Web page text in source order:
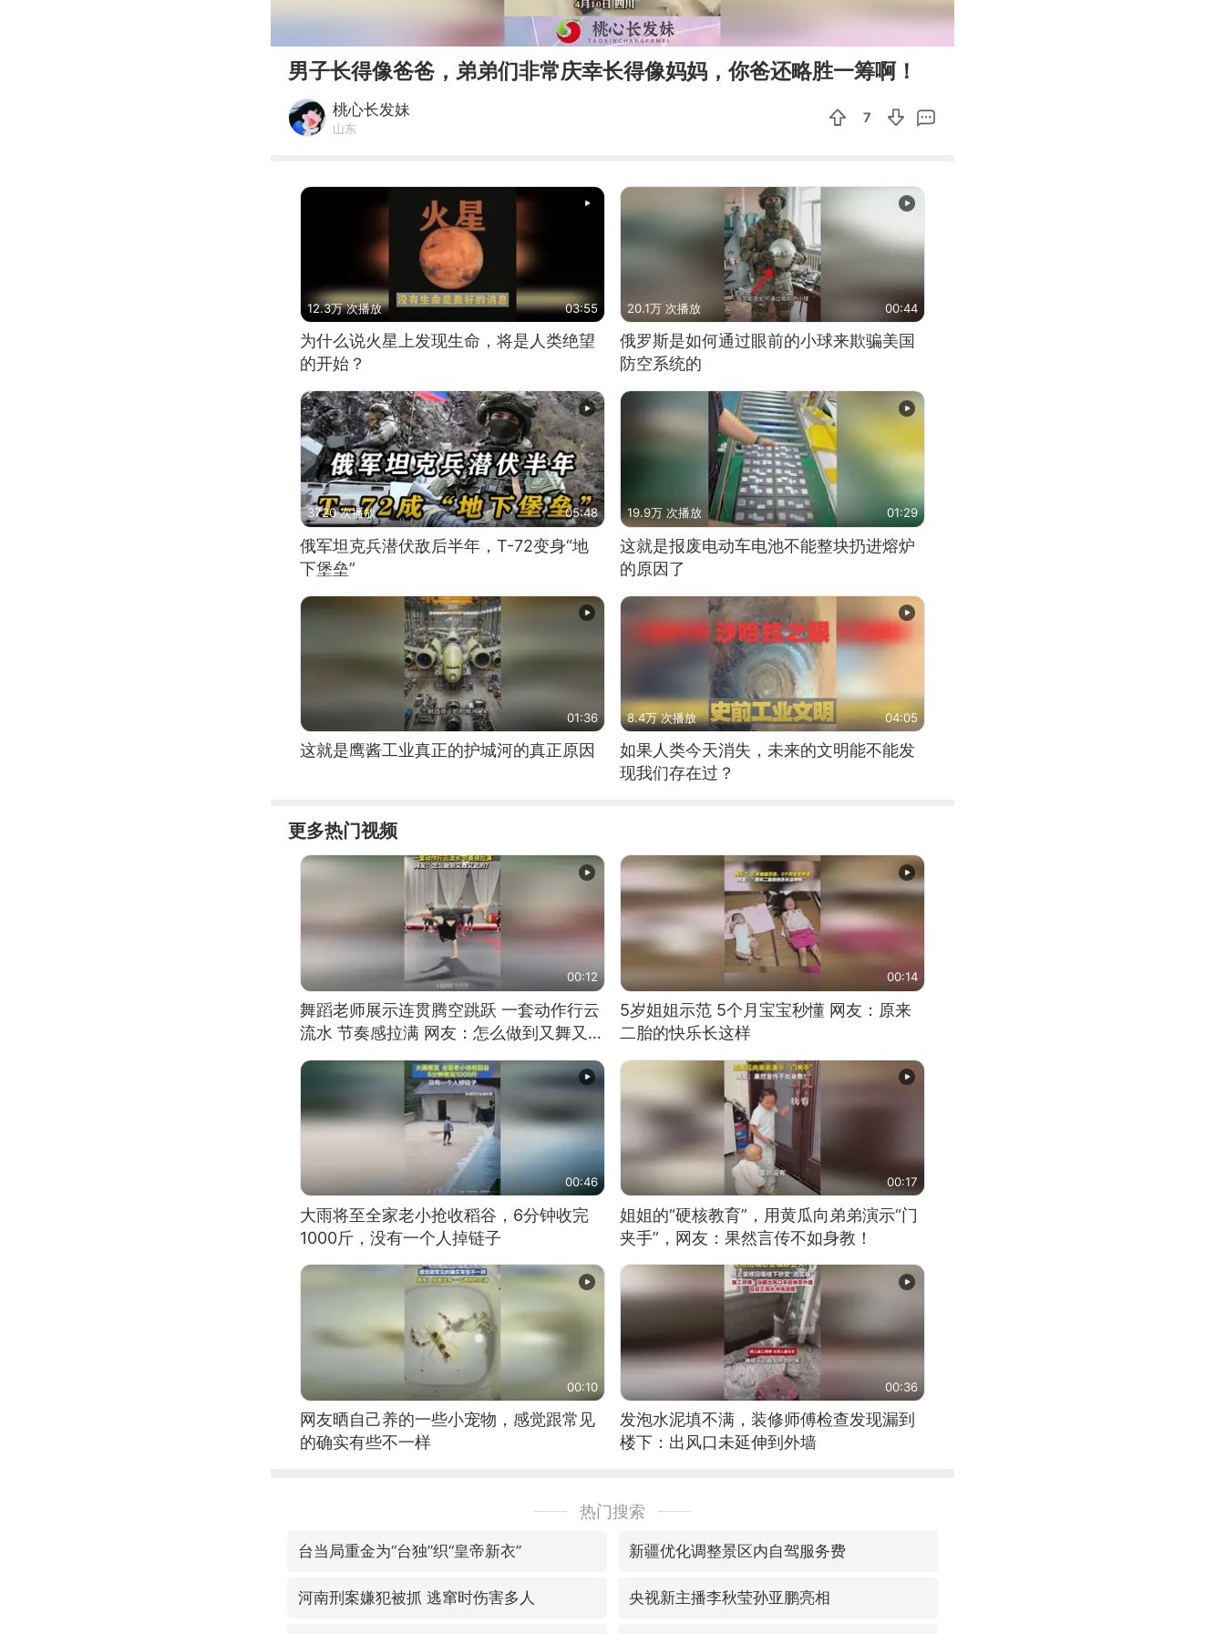
男子长得像爸爸，弟弟们非常庆幸长得像妈妈，你爸还略胜一筹啊！
桃心长发妹
山东
7
12.3万 次播放 03:55
为什么说火星上发现生命，将是人类绝望
的开始？
20.1万 次播放 00:44
俄罗斯是如何通过眼前的小球来欺骗美国
防空系统的
3720 次播放 05:48
俄军坦克兵潜伏敌后半年，T-72变身“地
下堡垒”
19.9万 次播放 01:29
这就是报废电动车电池不能整块扔进熔炉
的原因了
01:36
这就是鹰酱工业真正的护城河的真正原因
8.4万 次播放 04:05
如果人类今天消失，未来的文明能不能发
现我们存在过？
更多热门视频
00:12
舞蹈老师展示连贯腾空跳跃 一套动作行云
流水 节奏感拉满 网友：怎么做到又舞又武
00:14
5岁姐姐示范 5个月宝宝秒懂 网友：原来
二胎的快乐长这样
00:46
大雨将至全家老小抢收稻谷，6分钟收完
1000斤，没有一个人掉链子
00:17
姐姐的“硬核教育”，用黄瓜向弟弟演示“门
夹手”，网友：果然言传不如身教！
00:10
网友晒自己养的一些小宠物，感觉跟常见
的确实有些不一样
00:36
发泡水泥填不满，装修师傅检查发现漏到
楼下：出风口未延伸到外墙
热门搜索
台当局重金为“台独”织“皇帝新衣” 新疆优化调整景区内自驾服务费
河南刑案嫌犯被抓 逃窜时伤害多人 央视新主播李秋莹孙亚鹏亮相